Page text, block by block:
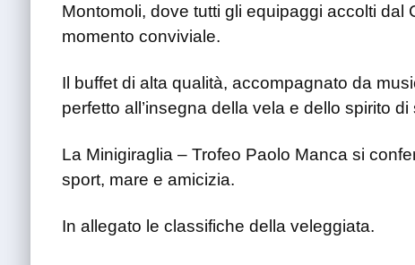
Montomoli, dove tutti gli equipaggi accolti
momento conviviale.
Il buffet di alta qualità, accompagnato da
perfetto all’insegna della vela e dello spirito di
La Minigiraglia – Trofeo Paolo Manca si
sport, mare e amicizia.
In allegato le classifiche della veleggiata.